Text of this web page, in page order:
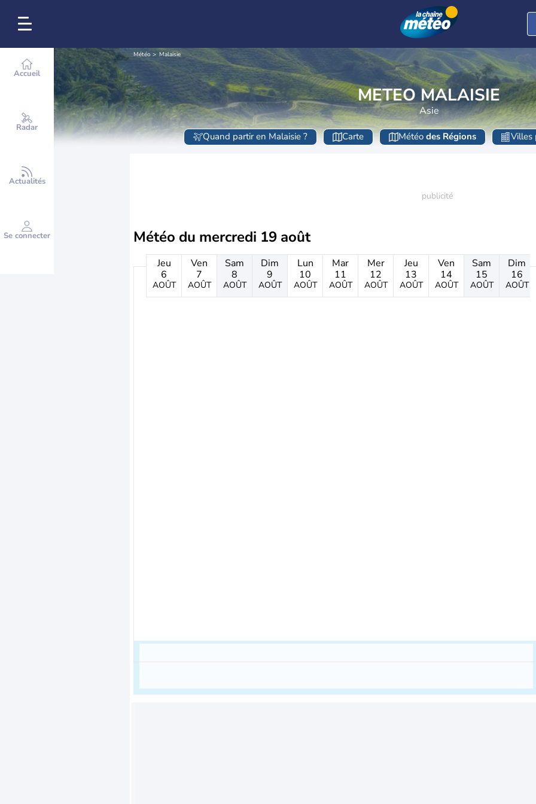
Accueil
Radar
Actualités
Se connecter
Météo Malaisie
METEO MALAISIE
Asie
Quand partir en Malaisie ? Carte Météo des Régions Villes
Météo du mercredi 19 août
Jeu
6
AOÛT
Ven
7
AOÛT
Sam
8
AOÛT
Dim
9
AOÛT
Lun
10
AOÛT
Mar
11
AOÛT
Mer
12
AOÛT
Jeu
13
AOÛT
Ven
14
AOÛT
Sam
15
AOÛT
Dim
16
AOÛT